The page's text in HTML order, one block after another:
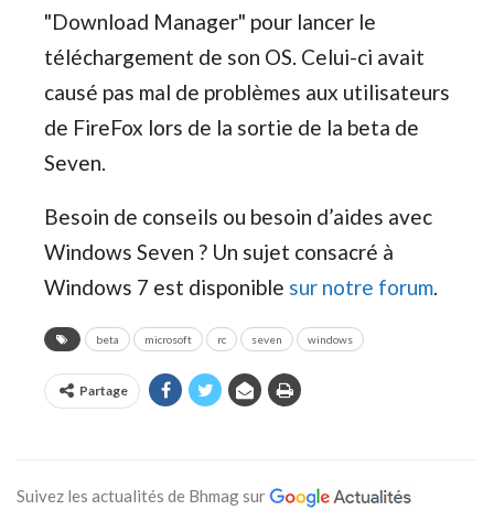
"Download Manager" pour lancer le
téléchargement de son OS. Celui-ci avait
causé pas mal de problèmes aux utilisateurs
de FireFox lors de la sortie de la beta de
Seven.
Besoin de conseils ou besoin d’aides avec
Windows Seven ? Un sujet consacré à
Windows 7 est disponible sur notre forum.
beta microsoft rc seven windows
Partage
Suivez les actualités de Bhmag sur